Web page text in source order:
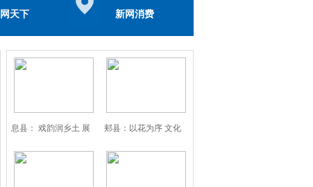
天下
新网消费
息县： 戏韵润乡土 展 郏县：以花为序 文化